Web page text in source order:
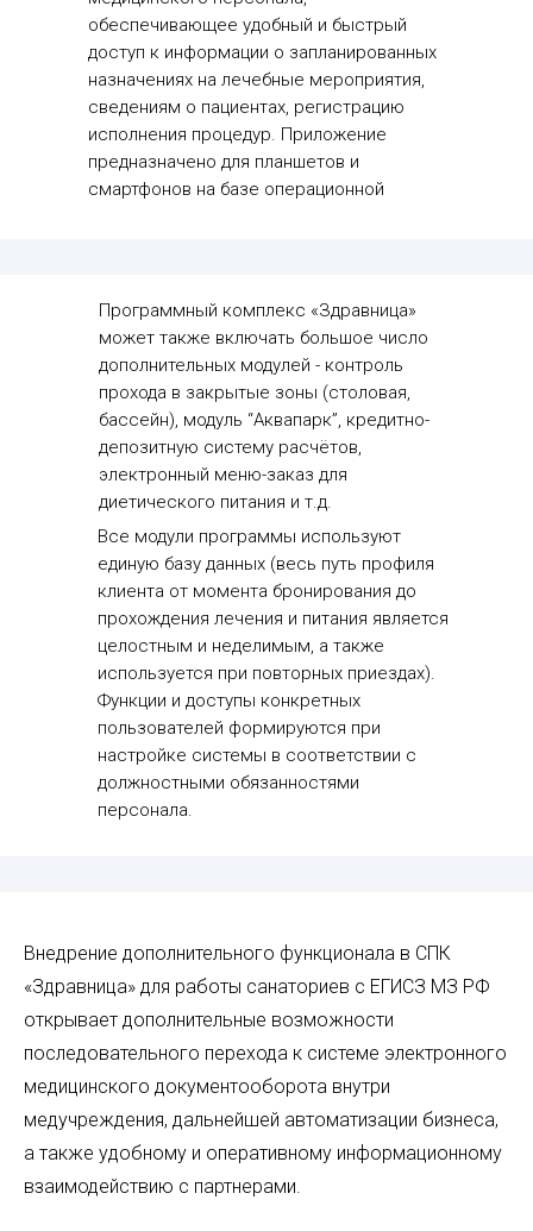
обеспечивающее удобный и быстрый
доступ к информации о запланированных
назначениях на лечебные мероприятия,
сведениям о пациентах, регистрацию
исполнения процедур. Приложение
предназначено для планшетов и
смартфонов на базе операционной
Все модули программы используют
единую базу данных (весь путь профиля
клиента от момента бронирования до
прохождения лечения и питания является
целостным и неделимым, а также
используется при повторных приездах).
Функции и доступы конкретных
пользователей формируются при
настройке системы в соответствии с
должностными обязанностями
персонала.
Программный комплекс «Здравница»
может также включать большое число
дополнительных модулей - контроль
прохода в закрытые зоны (столовая,
бассейн), модуль “Аквапарк”, кредитно-
депозитную систему расчётов,
электронный меню-заказ для
диетического питания и т.д.
Внедрение дополнительного функционала в СПК
«Здравница» для работы санаториев с ЕГИСЗ МЗ РФ
открывает дополнительные возможности
последовательного перехода к системе электронного
медицинского документооборота внутри
медучреждения, дальнейшей автоматизации бизнеса,
а также удобному и оперативному информационному
взаимодействию с партнерами.